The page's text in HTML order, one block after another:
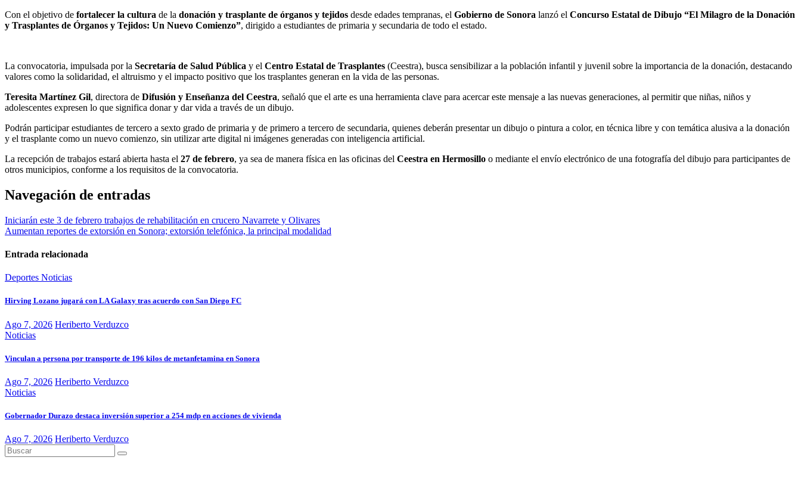
Con el objetivo de fortalecer la cultura de la donación y trasplante de órganos y tejidos desde edades tempranas, el Gobierno de Sonora lanzó el Concurso Estatal de Dibujo “El Milagro de la Donación
y Trasplantes de Órganos y Tejidos: Un Nuevo Comienzo”, dirigido a estudiantes de primaria y secundaria de todo el estado.
La convocatoria, impulsada por la Secretaría de Salud Pública y el Centro Estatal de Trasplantes (Ceestra), busca sensibilizar a la población infantil y juvenil sobre la importancia de la donación, destacando
valores como la solidaridad, el altruismo y el impacto positivo que los trasplantes generan en la vida de las personas.
Teresita Martínez Gil, directora de Difusión y Enseñanza del Ceestra, señaló que el arte es una herramienta clave para acercar este mensaje a las nuevas generaciones, al permitir que niñas, niños y
adolescentes expresen lo que significa donar y dar vida a través de un dibujo.
Podrán participar estudiantes de tercero a sexto grado de primaria y de primero a tercero de secundaria, quienes deberán presentar un dibujo o pintura a color, en técnica libre y con temática alusiva a la donación
y el trasplante como un nuevo comienzo, sin utilizar arte digital ni imágenes generadas con inteligencia artificial.
La recepción de trabajos estará abierta hasta el 27 de febrero, ya sea de manera física en las oficinas del Ceestra en Hermosillo o mediante el envío electrónico de una fotografía del dibujo para participantes de
otros municipios, conforme a los requisitos de la convocatoria.
Navegación de entradas
Iniciarán este 3 de febrero trabajos de rehabilitación en crucero Navarrete y Olivares
Aumentan reportes de extorsión en Sonora; extorsión telefónica, la principal modalidad
Entrada relacionada
Deportes Noticias
Hirving Lozano jugará con LA Galaxy tras acuerdo con San Diego FC
Ago 7, 2026 Heriberto Verduzco
Noticias
Vinculan a persona por transporte de 196 kilos de metanfetamina en Sonora
Ago 7, 2026 Heriberto Verduzco
Noticias
Gobernador Durazo destaca inversión superior a 254 mdp en acciones de vivienda
Ago 7, 2026 Heriberto Verduzco